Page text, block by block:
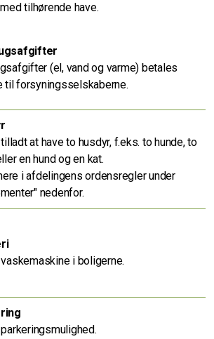
tilhørende have.
(el, vand og varme) betales
til forsyningsselskaberne.
at have to husdyr, f.eks. to hunde, to
en hund og en kat.
i afdelingens ordensregler under
nedenfor.
vaskemaskine i boligerne.
parkeringsmulighed.